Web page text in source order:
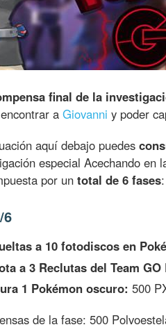
final de la
a Giovanni y poder
aquí debajo puedes
especial Acechando en
por un total de 6 fases:
6
a 10 fotodiscos en
a 3 Reclutas del Team GO
1 Pokémon oscuro: 500
de la fase: 500